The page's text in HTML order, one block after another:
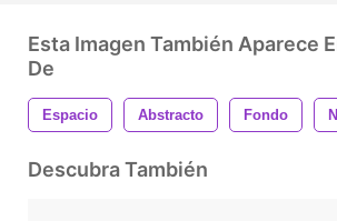
Esta Imagen También Aparece
De
Espacio Abstracto Fondo
Descubra También